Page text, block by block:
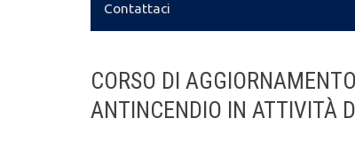
Contattaci
CORSO DI
ANTINCENDIO IN ATTIVITÀ